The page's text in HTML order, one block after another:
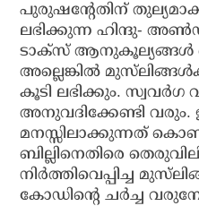
പുരുഷന്റേതിന്
ലഭിക്കുന്ന ഹിന്ദു-
ടാക്‌സ് ആനുകൂല്യങ്ങള്‍
അല്ലെങ്കില്‍
കൂടി ലഭിക്കും. സ്വവര്‍ഗ
അനുവദിക്കേണ്ടി
മനസ്സിലാക്കുന്നത്
ബില്ലിനെതിരെ
നിര്‍ത്തിവെപ്പിച്ച
കോഡിന്റെ ചര്‍ച്ച